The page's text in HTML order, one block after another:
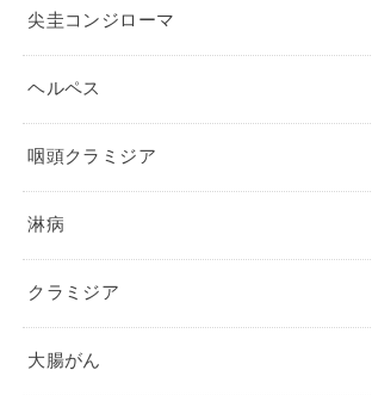
尖圭コンジローマ
ヘルペス
咽頭クラミジア
淋病
クラミジア
大腸がん